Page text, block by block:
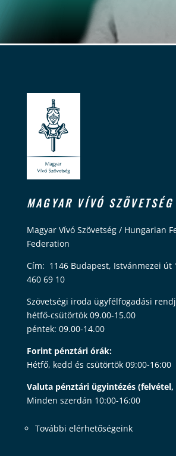
MAGYAR VÍVÓ SZÖVETSÉG
Magyar Vívó Szövetség / Hungarian
Federation
Cím: 1146 Budapest, Istvánmezei út
460 69 10
Szövetségi iroda ügyfélfogadási
hétfő-csütörtök 09.00-15.00
péntek: 09.00-14.00
Forint pénztári órák:
Hétfő, kedd és csütörtök 09:00-16:00
Valuta pénztári ügyintézés (felvétel,
Minden szerdán 10:00-16:00
További elérhetőségeink